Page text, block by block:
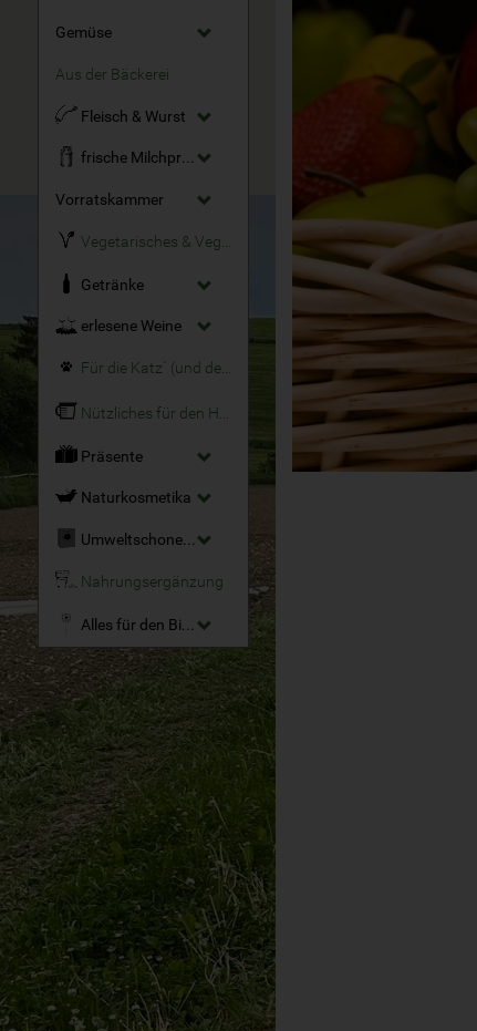
Gemüse
Aus der Bäckerei
Fleisch & Wurst
frische Milchprodukte
Vorratskammer
Getränke
erlesene Weine
Für die Katz´ (und den Hund)
Präsente
Naturkosmetika
Umweltschonende Reinigungsmittel
Nahrungsergänzung
Alles für den Bio-Garten